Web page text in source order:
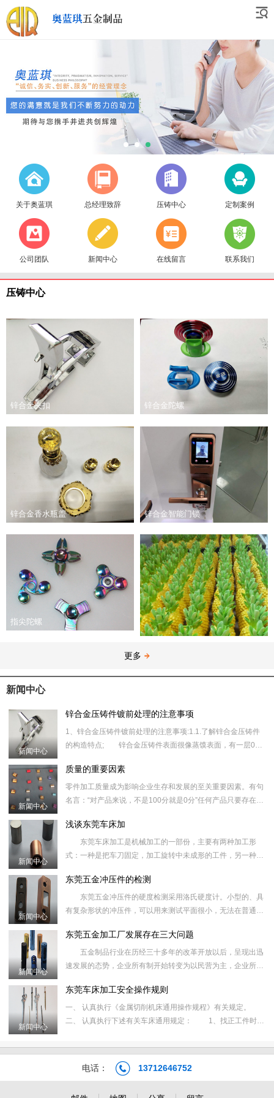
关于奥蓝琪 总经理致辞 压铸中心 定制案例
公司团队 新闻中心 在线留言 联系我们
压铸中心
锌合金夹扣 锌合金陀螺
锌合金香水瓶盖 锌合金智能门锁
指尖陀螺
更多
新闻中心
新闻中心
锌合金压铸件镀前处理的注意事项
1、锌合金压铸件镀前处理的注意事项:1.1.了解锌合金压铸件
的构造特点; 锌合金压铸件表面很像蒸馍表面，有一层0．
散、多孔
新闻中心
质量的重要因素
​零件加工质量成为影响企业生存和发展的至关重要因素。有句
名言：“对产品来说，不是100分就是0分”任何产品只要存在一
场，企业的产
新闻中心
浅谈东莞车床加
东莞车床加工是机械加工的一部份，主要有两种加工形
式：一种是把车刀固定，加工旋转中未成形的工件，另一种是
向移动进行精度加
新闻中心
东莞五金冲压件的检测
东莞五金冲压件的硬度检测采用洛氏硬度计。小型的、具
有复杂形状的冲压件，可以用来测试平面很小，无法在普通台
拉深、成形、
新闻中心
东莞五金加工厂发展存在三大问题
五金制品行业在历经三十多年的改革开放以后，呈现出迅
速发展的态势，企业所有制开始转变为以民营为主，企业所在
的地区集中，这
新闻中心
东莞车床加工安全操作规则
一、 认真执行《金属切削机床通用操作规程》有关规定。
二、 认真执行下述有关车床通用规定： 1、找正工件时，
2、改变主
电话： 13712646752